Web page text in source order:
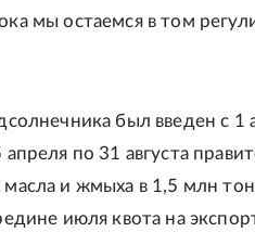
мы остаемся в том
был введен с 1
по 31 августа
масла и жмыха в 1,5 млн
июля квота на